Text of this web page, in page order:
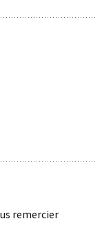
remercier